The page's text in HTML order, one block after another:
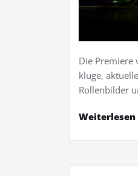
Die Premiere
kluge,
Rollenbilder
Weiterlesen